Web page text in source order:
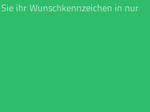
ihr Wunschkennzeichen in nur